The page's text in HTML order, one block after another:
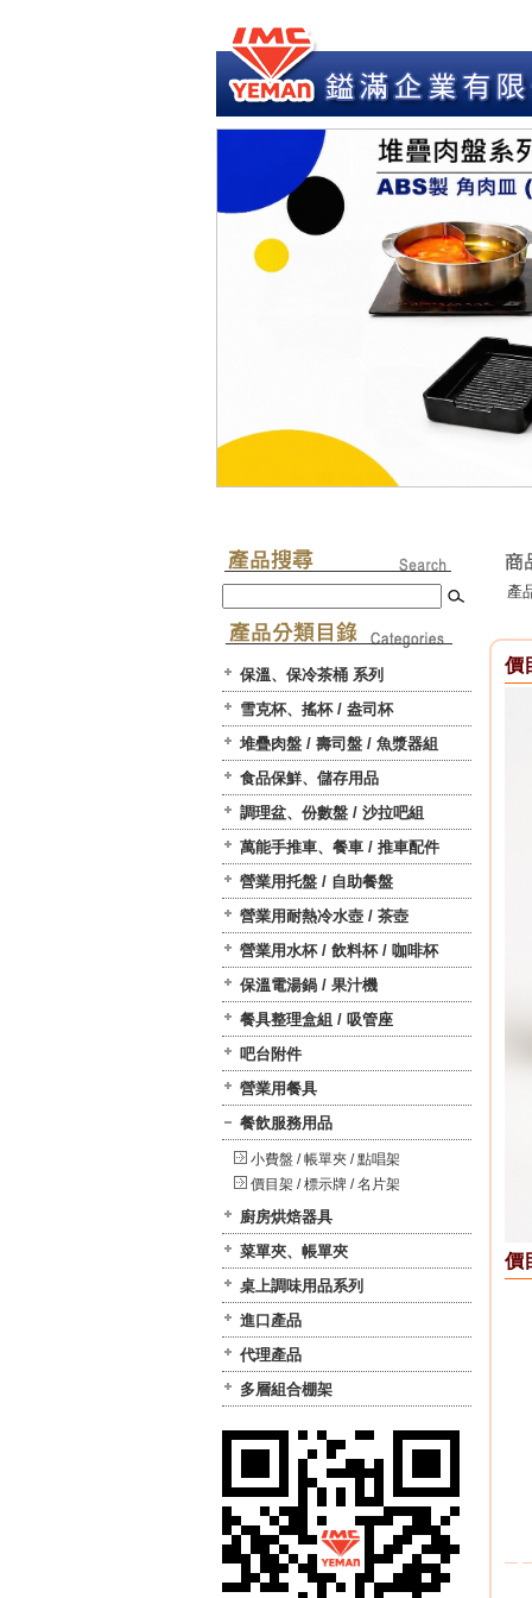
保溫、保冷茶桶 系列
雪克杯、搖杯 / 盎司杯
堆疊肉盤 / 壽司盤 / 魚漿器組
食品保鮮、儲存用品
調理盆、份數盤 / 沙拉吧組
萬能手推車、餐車 / 推車配件
營業用托盤 / 自助餐盤
營業用耐熱冷水壺 / 茶壺
營業用水杯 / 飲料杯 / 咖啡杯
保溫電湯鍋 / 果汁機
餐具整理盒組 / 吸管座
吧台附件
營業用餐具
餐飲服務用品
小費盤 / 帳單夾 / 點唱架
價目架 / 標示牌 / 名片架
廚房烘焙器具
菜單夾、帳單夾
桌上調味用品系列
進口產品
代理產品
多層組合棚架
產
價
價